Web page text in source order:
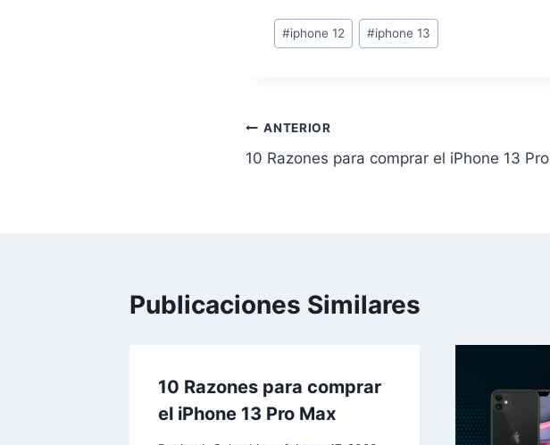
Etiquetas
de
#iphone 12 #iphone 13
Navegación
de
ANTERIOR
10 Razones para comprar el iPhone 13 Pro
Publicaciones Similares
10 Razones para comprar
el iPhone 13 Pro Max